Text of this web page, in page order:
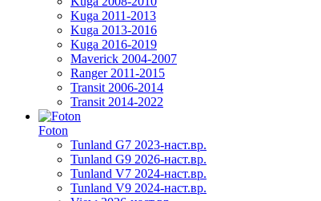
Kuga 2011-2013
Kuga 2013-2016
Kuga 2016-2019
Maverick 2004-2007
Ranger 2011-2015
Transit 2006-2014
Transit 2014-2022
Foton
Tunland G7 2023-наст.вр.
Tunland G9 2026-наст.вр.
Tunland V7 2024-наст.вр.
Tunland V9 2024-наст.вр.